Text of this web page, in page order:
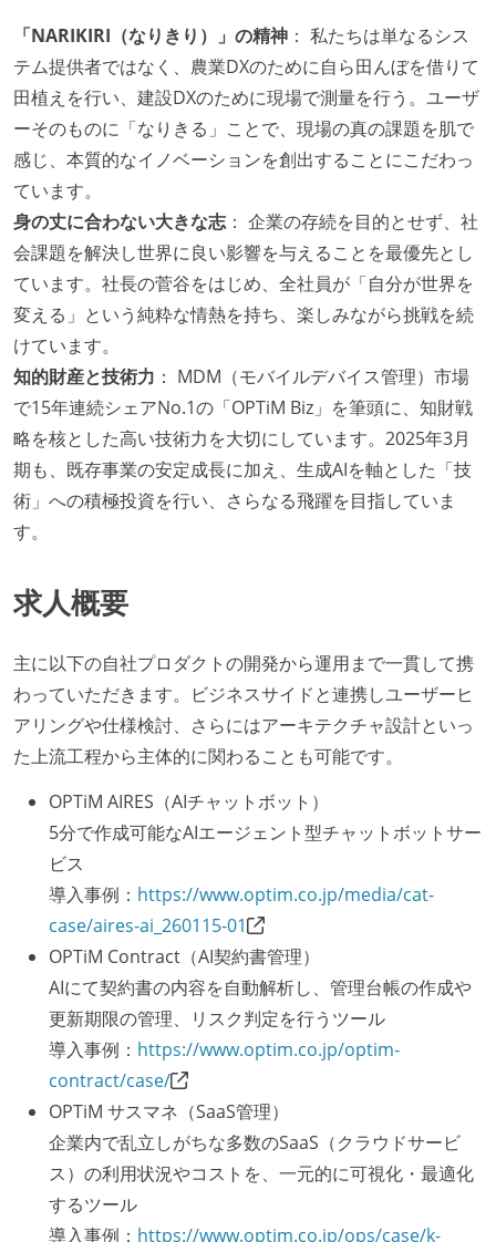
「NARIKIRI（なりきり）」の精神 ： 私たちは単なるシス
テム提供者ではなく、農業DXのために自ら田んぼを借りて
田植えを行い、建設DXのために現場で測量を行う。ユーザ
ーそのものに「なりきる」ことで、現場の真の課題を肌で
感じ、本質的なイノベーションを創出することにこだわっ
ています。
身の丈に合わない大きな志： 企業の存続を目的とせず、社
会課題を解決し世界に良い影響を与えることを最優先とし
ています。社長の菅谷をはじめ、全社員が「自分が世界を
変える」という純粋な情熱を持ち、楽しみながら挑戦を続
けています。
知的財産と技術力 ： MDM（モバイルデバイス管理）市場
で15年連続シェアNo.1の「OPTiM Biz」を筆頭に、知財戦
略を核とした高い技術力を大切にしています。2025年3月
期も、既存事業の安定成長に加え、生成AIを軸とした「技
術」への積極投資を行い、さらなる飛躍を目指していま
す。
求人概要
主に以下の自社プロダクトの開発から運用まで一貫して携
わっていただきます。ビジネスサイドと連携しユーザーヒ
アリングや仕様検討、さらにはアーキテクチャ設計といっ
た上流工程から主体的に関わることも可能です。
OPTiM AIRES（AIチャットボット）
5分で作成可能なAIエージェント型チャットボットサー
ビス
導入事例： https://www.optim.co.jp/media/cat-
case/aires-ai_260115-01
OPTiM Contract（AI契約書管理）
AIにて契約書の内容を自動解析し、管理台帳の作成や
更新期限の管理、リスク判定を行うツール
導入事例： https://www.optim.co.jp/optim-
contract/case/
OPTiM サスマネ（SaaS管理）
企業内で乱立しがちな多数のSaaS（クラウドサービ
ス）の利用状況やコストを、一元的に可視化・最適化
するツール
導入事例： https://www.optim.co.jp/ops/case/k-